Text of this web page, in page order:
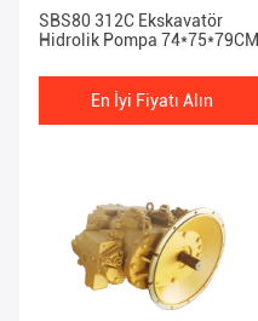
SBS80 312C Ekskavatör
Hidrolik Pompa 74*75*79CM
En İyi Fiyatı Alın